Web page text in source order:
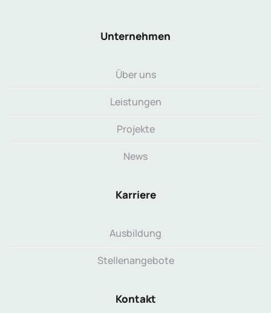
Unternehmen
Über uns
Leistungen
Projekte
News
Karriere
Ausbildung
Stellenangebote
Kontakt